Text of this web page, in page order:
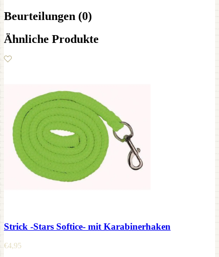
Beurteilungen (0)
Ähnliche Produkte
Strick -Stars Softice- mit Karabinerhaken
€4,95